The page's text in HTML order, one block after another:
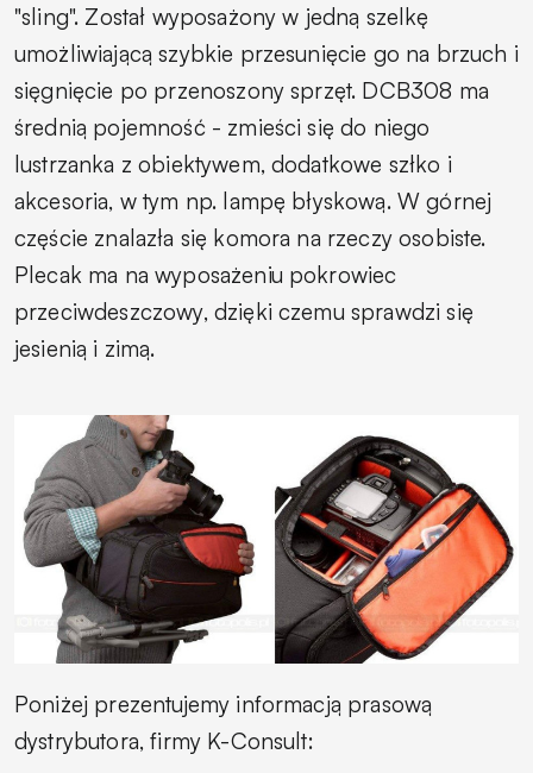
"sling". Został wyposażony w jedną szelkę
umożliwiającą szybkie przesunięcie go na brzuch i
sięgnięcie po przenoszony sprzęt. DCB308 ma
średnią pojemność - zmieści się do niego
lustrzanka z obiektywem, dodatkowe szłko i
akcesoria, w tym np. lampę błyskową. W górnej
częście znalazła się komora na rzeczy osobiste.
Plecak ma na wyposażeniu pokrowiec
przeciwdeszczowy, dzięki czemu sprawdzi się
jesienią i zimą.
Poniżej prezentujemy informacją prasową
dystrybutora, firmy K-Consult: